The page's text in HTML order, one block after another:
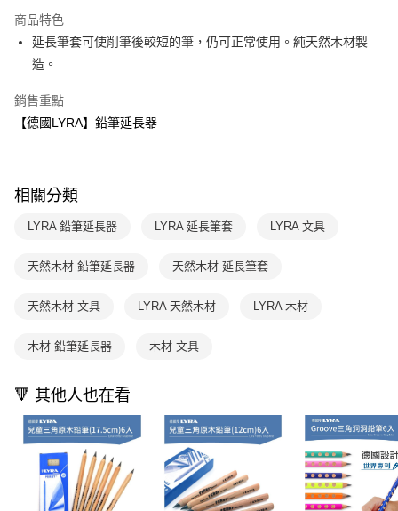
大哥付你分期
相關說明
1.本服務由台灣大哥大提供，台灣大哥大用戶可立即使用無須另外申請。
流程，驗證手機門號後，選擇欲分期的期數、繳款截止日，確認付款後即完
消。如遇「轉專審核」未通過狀況，表示未達大哥付你分期系統評分，恕無
【繳款方式說明】
2.透過簡訊連結打開帳單後，可選擇「超商條碼／台灣大直營門市／銀行轉
用戶於交易時，得透過本服務購買商品或服務，並由商店將買賣／分期付款
資料（包含姓名、電話或地址）提供予台灣大哥大進項蒐集、處理及利用，
由本公司與您本人進行分期帳單所需資料之確認、核對及更正。
3.完整用戶服務條款，請詳閱以下連結：https://oppay.tw/userRule
AFTEE先享後付
相關說明
２．便利：只要手機號碼，簡訊認證，即可結帳。
１．於結帳方式選擇「AFTEE先享後付」後，將跳轉至「AFTEE先享後付」
３．收到繳費通知簡訊後14天內，點擊此簡訊中的連結，可透過四大超商／
※ 請注意：結帳手續完成當下不需立刻繳費，但若您需要取消訂單，請聯絡
※ 交易是否成功請以「AFTEE先享後付 」之結帳頁面顯示為準，若有關於
是否繳費成功／繳費後需取消欲退款等相關疑問，請聯繫「AFTEE先享後付
客戶支援中心」
https://netprotections.freshdesk.com/support/home
【注意事項】
１．透過由恩沛科技股份有限公司提供之「AFTEE先享後付」服務完成之交
易，需依本服務之必要範圍內提供個人資料，並將交易相關給付款項請求債
權轉讓予恩沛科技股份有限公司。
運送方式
付款後全家取貨
每筆NT$70，滿NT$800(含以上)免運費
離島宅配（澎湖、金門、馬祖、小琉球；不適用於郵局i郵箱）
每筆NT$200
海外包裹航空運送 查看運費
商品特色
延長筆套可使削筆後較短的筆，仍可正常使用。純天然木材製
造。
銷售重點
【德國LYRA】鉛筆延長器
相關分類
LYRA 鉛筆延長器 LYRA 延長筆套 LYRA 文具
天然木材 鉛筆延長器 天然木材 延長筆套
天然木材 文具 LYRA 天然木材 LYRA 木材
木材 鉛筆延長器 木材 文具
🔻 其他人也在看